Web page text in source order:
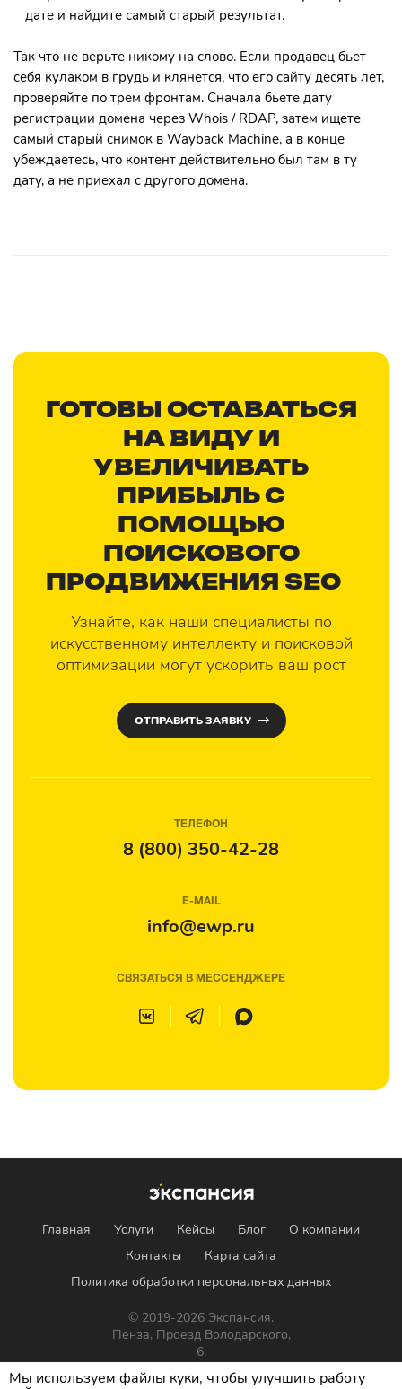
дате и найдите самый старый результат.
Так что не верьте никому на слово. Если продавец бьет
себя кулаком в грудь и клянется, что его сайту десять лет,
проверяйте по трем фронтам. Сначала бьете дату
регистрации домена через Whois / RDAP, затем ищете
самый старый снимок в Wayback Machine, а в конце
убеждаетесь, что контент действительно был там в ту
дату, а не приехал с другого домена.
ГОТОВЫ ОСТАВАТЬСЯ
НА ВИДУ И
УВЕЛИЧИВАТЬ
ПРИБЫЛЬ С
ПОМОЩЬЮ
ПОИСКОВОГО
ПРОДВИЖЕНИЯ SEO?
Узнайте, как наши специалисты по
искусственному интеллекту и поисковой
оптимизации могут ускорить ваш рост
ОТПРАВИТЬ ЗАЯВКУ
ТЕЛЕФОН
8 (800) 350-42-28
E-MAIL
info@ewp.ru
СВЯЗАТЬСЯ В МЕССЕНДЖЕРЕ
Главная Услуги Кейсы Блог
О компании
Контакты
Карта сайта
Политика обработки персональных данных
© 2019-2026 Экспансия.
Пенза, Проезд Володарского,
6.
Мы используем файлы куки, чтобы улучшить работу